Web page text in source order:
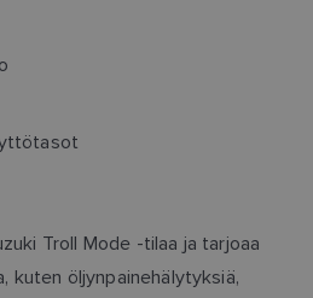
Troll Mode -tilaa ja tarjoaa
kuten öljynpainehälytyksiä,